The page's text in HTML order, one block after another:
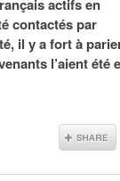
actifs en
contactés par
il y a fort à
l’aient été